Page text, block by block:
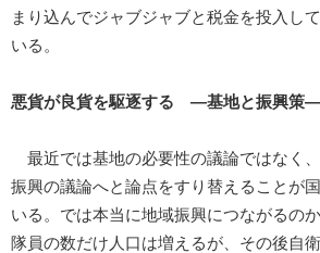
まり込んでジャブジャブと税金を投入し
いる。
悪貨が良貨を駆逐する ―基地と振興策―
最近では基地の必要性の議論ではなく
振興の議論へと論点をすり替えることが
いる。では本当に地域振興につながるの
隊員の数だけ人口は増えるが、その後自